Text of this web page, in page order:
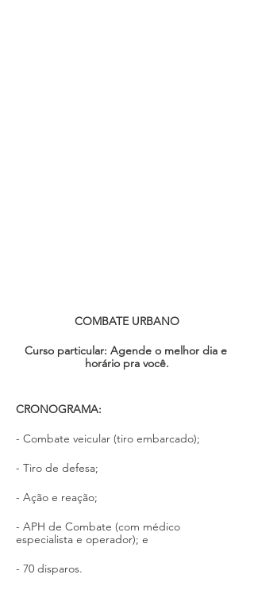
COMBATE URBANO
Curso particular: Agende o melhor dia e
horário pra você.
CRONOGRAMA:
- Combate veicular (tiro embarcado);
- Tiro de defesa;
- Ação e reação;
- APH de Combate (com médico
especialista e operador); e
- 70 disparos.